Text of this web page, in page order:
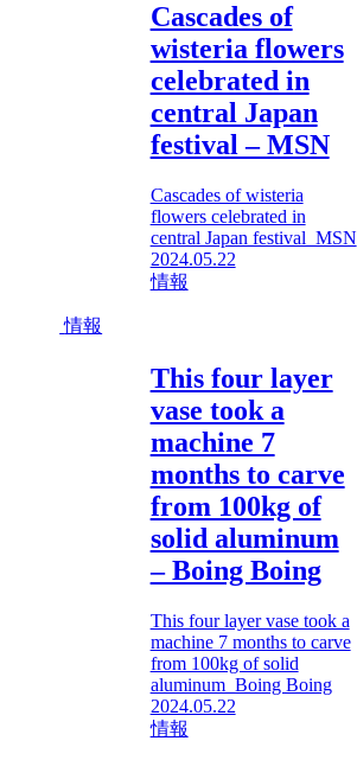
Cascades of
wisteria flowers
celebrated in
central Japan
festival – MSN
Cascades of wisteria
flowers celebrated in
central Japan festival MSN
2024.05.22
情報
情報
This four layer
vase took a
machine 7
months to carve
from 100kg of
solid aluminum
– Boing Boing
This four layer vase took a
machine 7 months to carve
from 100kg of solid
aluminum Boing Boing
2024.05.22
情報